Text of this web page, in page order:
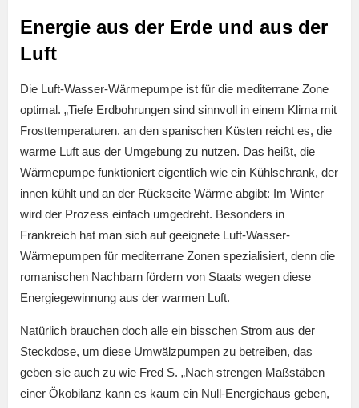
Energie aus der Erde und aus der
Luft
Die Luft-Wasser-Wärmepumpe ist für die mediterrane Zone
optimal. „Tiefe Erdbohrungen sind sinnvoll in einem Klima mit
Frosttemperaturen. an den spanischen Küsten reicht es, die
warme Luft aus der Umgebung zu nutzen. Das heißt, die
Wärmepumpe funktioniert eigentlich wie ein Kühlschrank, der
innen kühlt und an der Rückseite Wärme abgibt: Im Winter
wird der Prozess einfach umgedreht. Besonders in
Frankreich hat man sich auf geeignete Luft-Wasser-
Wärmepumpen für mediterrane Zonen spezialisiert, denn die
romanischen Nachbarn fördern von Staats wegen diese
Energiegewinnung aus der warmen Luft.
Natürlich brauchen doch alle ein bisschen Strom aus der
Steckdose, um diese Umwälzpumpen zu betreiben, das
geben sie auch zu wie Fred S. „Nach strengen Maßstäben
einer Ökobilanz kann es kaum ein Null-Energiehaus geben,